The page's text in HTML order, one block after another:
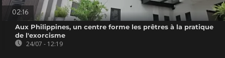
02:16
Aux Philippines, un centre forme les prêtres à la pratique
de l'exorcisme
24/07 - 12:19